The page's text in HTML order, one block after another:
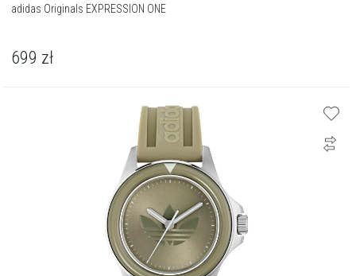
adidas Originals EXPRESSION ONE
699 zł